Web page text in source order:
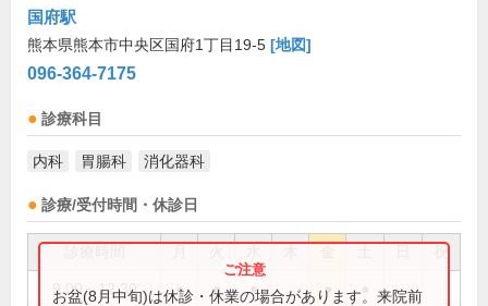
国府駅
熊本県熊本市中央区国府1丁目19-5 [地図]
096-364-7175
診療科目
内科 胃腸科 消化器科
診療/受付時間・休診日
祝
9:00～12:30 ● ● ● ●
お盆(8月中旬)は休診・休業の場合があります。来院前